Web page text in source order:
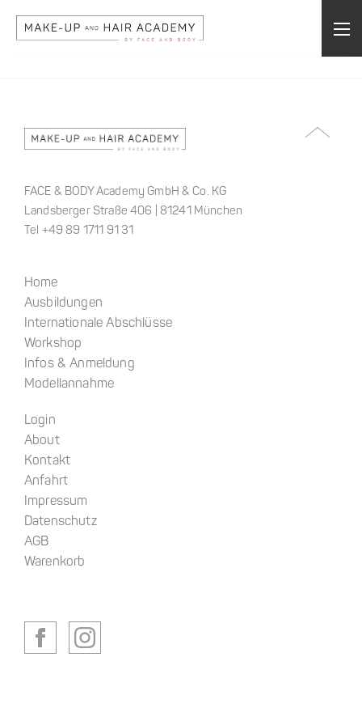
FACE & BODY Academy GmbH & Co. KG
Landsberger Straße 406 | 81241 München
Tel +49 89 1711 91 31
Home
Ausbildungen
Internationale Abschlüsse
Workshop
Infos & Anmeldung
Modellannahme
Login
About
Kontakt
Anfahrt
Impressum
Datenschutz
AGB
Warenkorb